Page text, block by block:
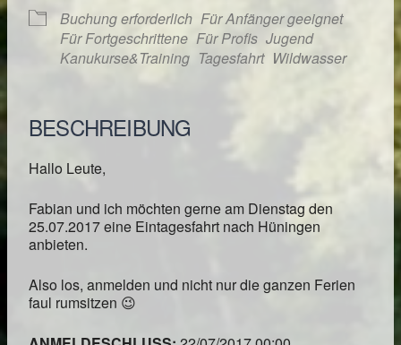
Buchung erforderlich Für Anfänger geeignet
Für Fortgeschrittene Für Profis Jugend
Kanukurse&Training Tagesfahrt Wildwasser
BESCHREIBUNG
Hallo Leute,
Fabian und ich möchten gerne am Dienstag den
25.07.2017 eine Eintagesfahrt nach Hüningen
anbieten.
Also los, anmelden und nicht nur die ganzen Ferien
faul rumsitzen 😉